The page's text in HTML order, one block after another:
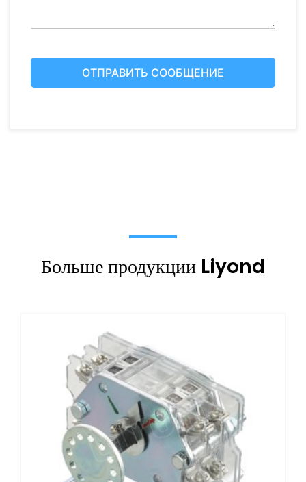
Больше продукции Liyond